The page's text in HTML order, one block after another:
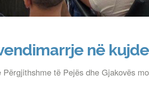
në
të Pejës dhe Gjakovës